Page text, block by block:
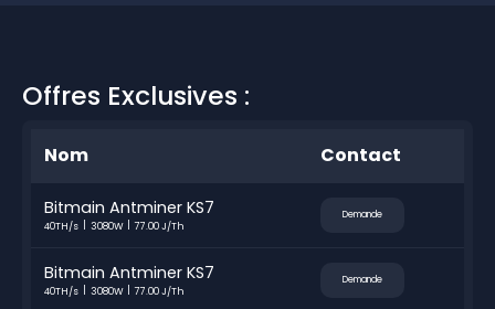
Offres Exclusives :
Nom Contact
Bitmain Antminer KS7
40TH/s 3080W 77.00 J/Th
Demande
Bitmain Antminer KS7
40TH/s 3080W 77.00 J/Th
Demande